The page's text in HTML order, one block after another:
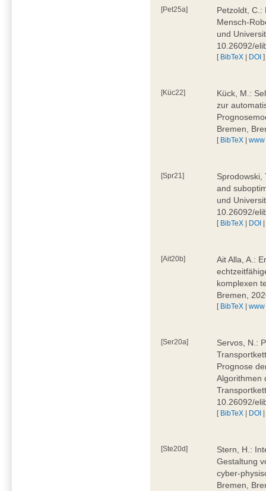
[Pet25a]
Petzoldt, C.:
Mensch-
und
10.26092/
[ BibTeX | DOI ]
[Küc22]
Kück, M.:
zur
Bremen,
[ BibTeX |www
[Spr21]
Sprodowski,
and
und
10.26092/
[ BibTeX | DOI
[Ait20b]
Ait Alla, A.:
komplexen
Bremen,
[ BibTeX |www
[Ser20a]
Servos, N.:
Prognose
Algorithmen
10.26092/
[ BibTeX | DOI
[Ste20d]
Stern, H.:
Gestaltung
cyber-
Bremen,